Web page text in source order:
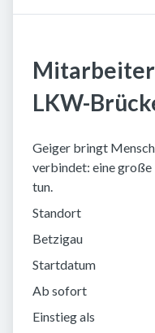
LKW-
Geiger bringt
verbindet: eine große
tun.
Standort
Betzigau
Startdatum
Ab sofort
Einstieg als